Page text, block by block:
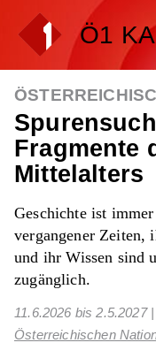
Ö1
Fragmente
Mittelalters
Geschichte ist
vergangener Zeiten,
und ihr Wissen sind
zugänglich.
11.6.2026 bis2.5.2027
Österreichischen